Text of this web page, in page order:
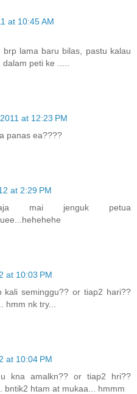
at 10:45 AM
lama baru bilas, pastu kalau
peti ke .....
at 12:23 PM
panas ea????
at 2:29 PM
mai jenguk petua
at 10:03 PM
kali seminggu?? or tiap2 hari??
nk try...
at 10:04 PM
kna amalkn?? or tiap2 hri??
bntik2 htam at mukaa... hmmm